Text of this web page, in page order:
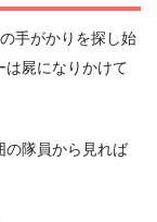
手がかりを探し始
は屍になりかけて
の隊員から見れば